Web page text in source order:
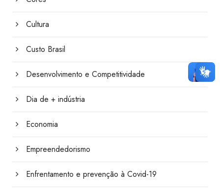
Cultura
Custo Brasil
Desenvolvimento e Competitividade
Dia de + indústria
Economia
Empreendedorismo
Enfrentamento e prevenção à Covid-19